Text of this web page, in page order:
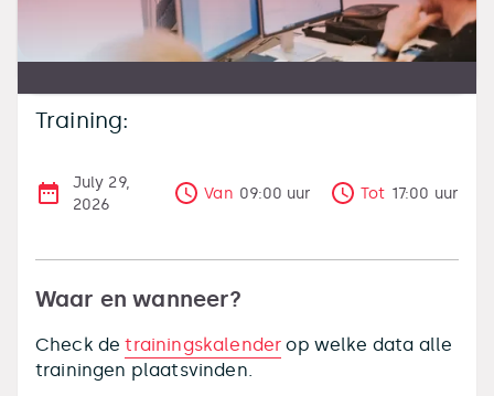
Training:
July 29,
2026
Van 09:00 uur Tot 17:00 uur
Waar en wanneer?
Check detrainingskalender op welke data alle
trainingen plaatsvinden.